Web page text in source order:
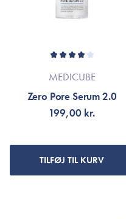
MEDICUBE
Zero Pore Serum 2.0
199,00 kr.
TILFØJ TIL KURV